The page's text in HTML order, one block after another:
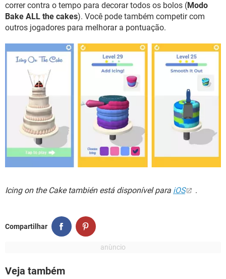
correr contra o tempo para decorar todos os bolos (Modo
Bake ALL the cakes). Você pode também competir com
outros jogadores para melhorar a pontuação.
Icing on the Cake también está disponível para iOS .
Compartilhar
Veja também